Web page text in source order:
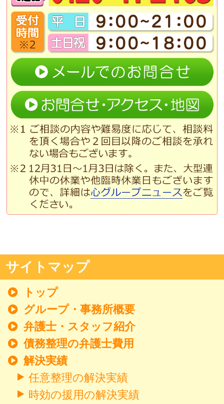
サイトマップ
トップ
グループ・事務所概要
弁護士・スタッフ紹介
債務整理の弁護士費用
解決実績
任意整理の解決実績
時効の援用の解決実績